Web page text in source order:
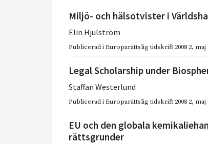
Miljö- och hälsotvister i
Elin Hjulström
Publicerad iEuroparättslig tidskrift 2008 2, maj
Legal Scholarship under
Staffan Westerlund
Publicerad iEuroparättslig tidskrift 2008 2, maj
EU och den globala
rättsgrunder